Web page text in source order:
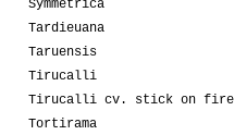
Symmetrica
Tardieuana
Taruensis
Tirucalli
Tirucalli cv. stick on fire
Tortirama